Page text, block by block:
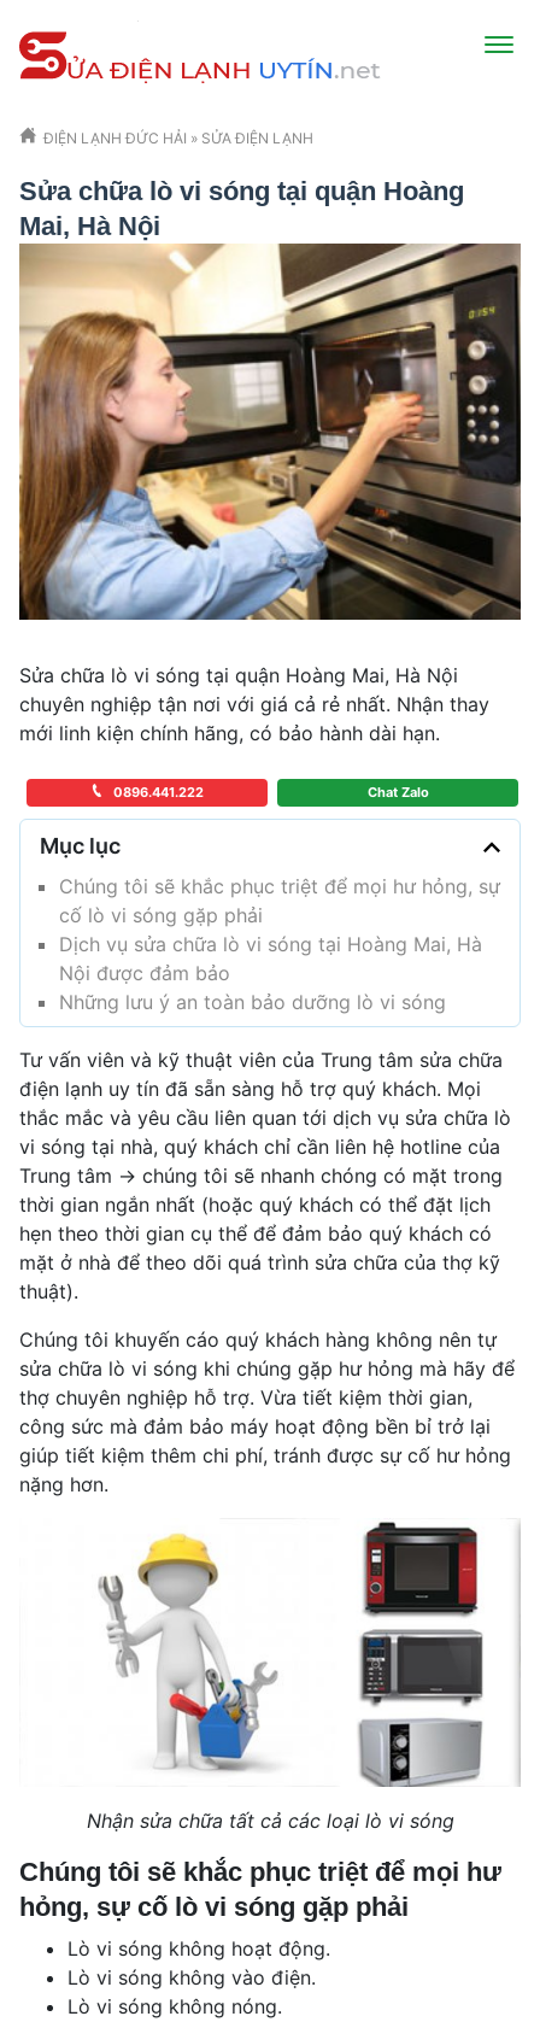
ĐIỆN LẠNH ĐỨC HẢI » SỬA ĐIỆN LẠNH
Sửa chữa lò vi sóng tại quận Hoàng
Mai, Hà Nội
Sửa chữa lò vi sóng tại quận Hoàng Mai, Hà Nội
chuyên nghiệp tận nơi với giá cả rẻ nhất. Nhận thay
mới linh kiện chính hãng, có bảo hành dài hạn.
Chat Zalo
0896.441.222
Mục lục
Chúng tôi sẽ khắc phục triệt để mọi hư hỏng, sự
cố lò vi sóng gặp phải
Dịch vụ sửa chữa lò vi sóng tại Hoàng Mai, Hà
Nội được đảm bảo
Những lưu ý an toàn bảo dưỡng lò vi sóng
Tư vấn viên và kỹ thuật viên của Trung tâm sửa chữa
điện lạnh uy tín đã sẵn sàng hỗ trợ quý khách. Mọi
thắc mắc và yêu cầu liên quan tới dịch vụ sửa chữa lò
vi sóng tại nhà, quý khách chỉ cần liên hệ hotline của
Trung tâm -> chúng tôi sẽ nhanh chóng có mặt trong
thời gian ngắn nhất (hoặc quý khách có thể đặt lịch
hẹn theo thời gian cụ thể để đảm bảo quý khách có
mặt ở nhà để theo dõi quá trình sửa chữa của thợ kỹ
thuật).
Chúng tôi khuyến cáo quý khách hàng không nên tự
sửa chữa lò vi sóng khi chúng gặp hư hỏng mà hãy để
thợ chuyên nghiệp hỗ trợ. Vừa tiết kiệm thời gian,
công sức mà đảm bảo máy hoạt động bền bỉ trở lại
giúp tiết kiệm thêm chi phí, tránh được sự cố hư hỏng
nặng hơn.
Nhận sửa chữa tất cả các loại lò vi sóng
Chúng tôi sẽ khắc phục triệt để mọi hư
hỏng, sự cố lò vi sóng gặp phải
Lò vi sóng không hoạt động.
Lò vi sóng không vào điện.
Lò vi sóng không nóng.